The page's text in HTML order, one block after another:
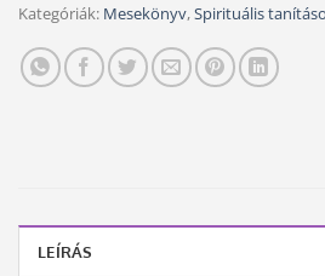
Kategóriák: Mesekönyv,Spirituális
LEÍRÁS